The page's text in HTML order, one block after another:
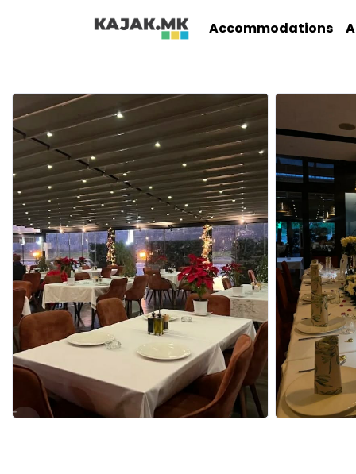
Accommodations